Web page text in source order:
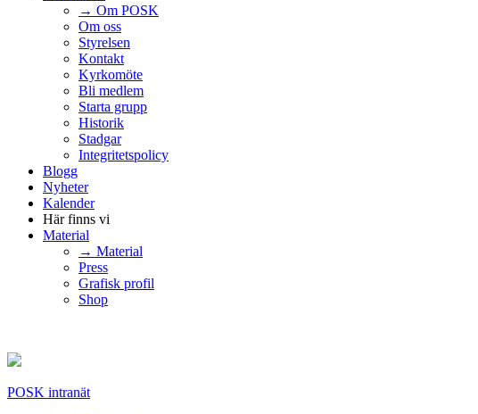
→ Om POSK
Om oss
Styrelsen
Kontakt
Kyrkomöte
Bli medlem
Starta grupp
Historik
Stadgar
Integritetspolicy
Blogg
Nyheter
Kalender
Här finns vi
Material
→ Material
Press
Grafisk profil
Shop
POSK intranät